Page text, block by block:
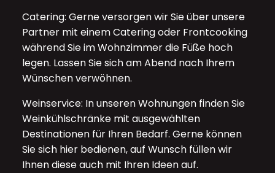
Catering: Gerne versorgen wir Sie über unsere
Partner mit einem Catering oder Frontcooking
während Sie im Wohnzimmer die Füße hoch
legen. Lassen Sie sich am Abend nach Ihrem
Wünschen verwöhnen.
Weinservice: In unseren Wohnungen finden Sie
Weinkühlschränke mit ausgewählten
Destinationen für Ihren Bedarf. Gerne können
Sie sich hier bedienen, auf Wunsch füllen wir
Ihnen diese auch mit Ihren Ideen auf.